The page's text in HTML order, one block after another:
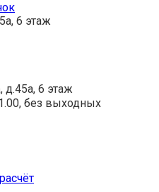
6 этаж
д.45а, 6 этаж
без выходных